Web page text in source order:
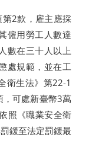
2款，雇主應採
僱用勞工人數達
數在三十人以上
處規範，並在工
衛生法》第22-1
可處新臺幣3萬
照《職業安全衛
鍰至法定罰鍰最